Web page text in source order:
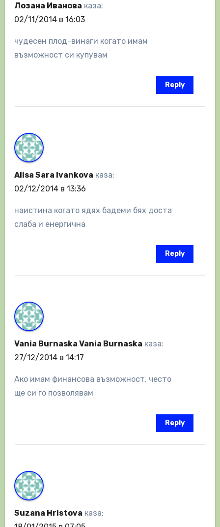
Лозана Иванова каза:
02/11/2014 в 16:03
чудесен плод-винаги когато имам
възможност си купувам
Reply
Alisa Sara Ivankova каза:
02/12/2014 в 13:36
наистина когато ядях бадеми бях доста
слаба и енергична
Reply
Vania Burnaska Vania Burnaska каза:
27/12/2014 в 14:17
Ако имам финансова възможност, често
ще си го позволявам
Reply
Suzana Hristova каза: